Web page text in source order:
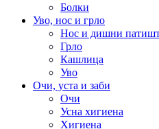
Болки
Уво, нос и грло
Нос и дишни
Грло
Кашлица
Уво
Очи, уста и заби
Очи
Усна хигиена
Хигиена